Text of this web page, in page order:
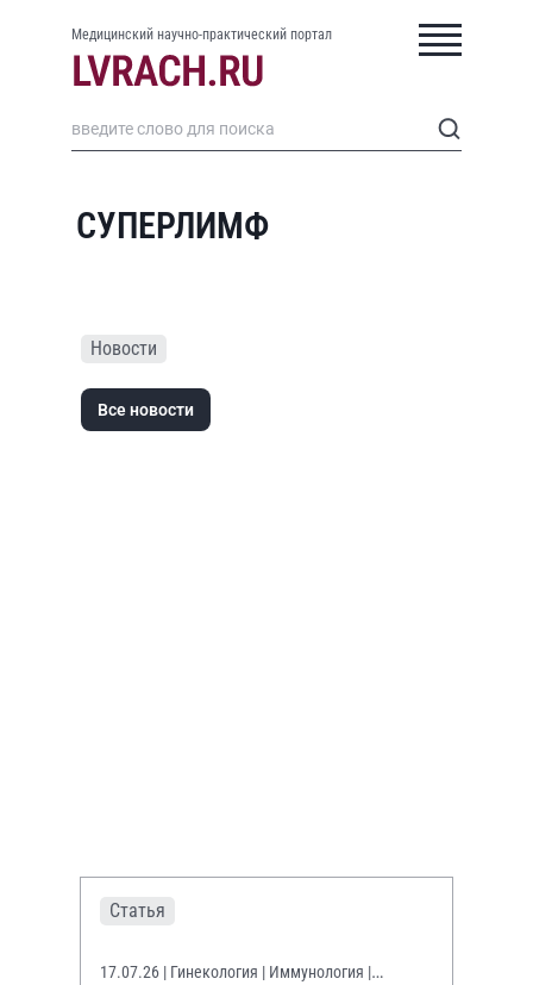
Медицинский научно-практический портал
СУПЕРЛИМФ
Новости
Все новости
Статья
17.07.26 | Гинекология | Иммунология |